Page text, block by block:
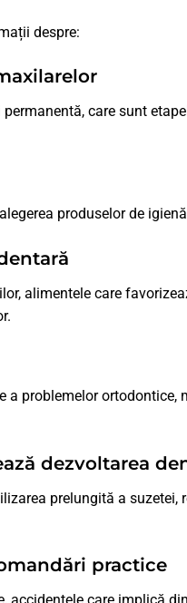
despre:
care sunt
produselor de
alimentele care
a problemelor
dezvoltarea
prelungită a
practice